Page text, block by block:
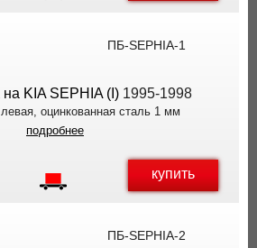
ПБ-SEPHIA-1
на KIA SEPHIA (I)1995-1998
оцинкованная сталь 1 мм
подробнее
купить
ПБ-SEPHIA-2